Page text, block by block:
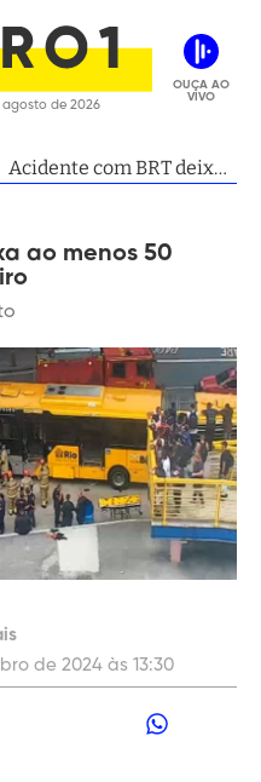
de 2026
OUÇA AO
VIVO
Acidente com BRT deixa
ao menos 50
de 2024 às 13:30